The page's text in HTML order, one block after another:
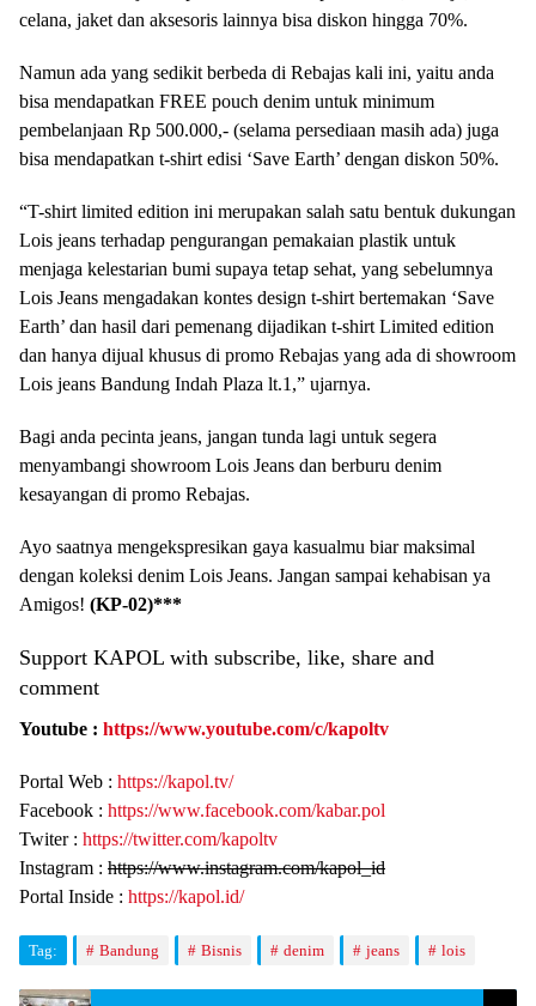
celana, jaket dan aksesoris lainnya bisa diskon hingga 70%.
Namun ada yang sedikit berbeda di Rebajas kali ini, yaitu anda
bisa mendapatkan FREE pouch denim untuk minimum
pembelanjaan Rp 500.000,- (selama persediaan masih ada) juga
bisa mendapatkan t-shirt edisi ‘Save Earth’ dengan diskon 50%.
“T-shirt limited edition ini merupakan salah satu bentuk dukungan
Lois jeans terhadap pengurangan pemakaian plastik untuk
menjaga kelestarian bumi supaya tetap sehat, yang sebelumnya
Lois Jeans mengadakan kontes design t-shirt bertemakan ‘Save
Earth’ dan hasil dari pemenang dijadikan t-shirt Limited edition
dan hanya dijual khusus di promo Rebajas yang ada di showroom
Lois jeans Bandung Indah Plaza lt.1,” ujarnya.
Bagi anda pecinta jeans, jangan tunda lagi untuk segera
menyambangi showroom Lois Jeans dan berburu denim
kesayangan di promo Rebajas.
Ayo saatnya mengekspresikan gaya kasualmu biar maksimal
dengan koleksi denim Lois Jeans. Jangan sampai kehabisan ya
Amigos! (KP-02)***
Support KAPOL with subscribe, like, share and
comment
Youtube : https://www.youtube.com/c/kapoltv
Portal Web : https://kapol.tv/
Facebook : https://www.facebook.com/kabar.pol
Twiter : https://twitter.com/kapoltv
Instagram : https://www.instagram.com/kapol_id
Portal Inside : https://kapol.id/
Tag: Bandung Bisnis denim jeans lois